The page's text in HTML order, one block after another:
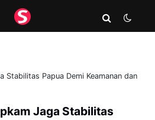
Stabilitas Papua Demi Keamanan dan
Jaga Stabilitas